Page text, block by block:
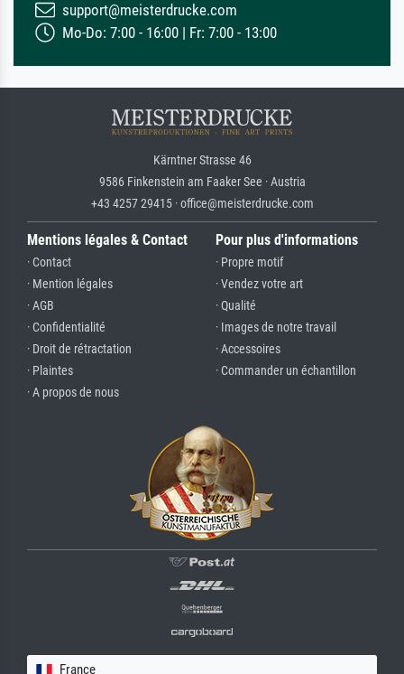
support@meisterdrucke.com
Mo-Do: 7:00 - 16:00 | Fr: 7:00 - 13:00
Kärntner Strasse 46
9586 Finkenstein am Faaker See · Austria
+43 4257 29415 · office@meisterdrucke.com
Mentions légales & Contact
· Contact
· Mention légales
· AGB
· Confidentialité
· Droit de rétractation
· Plaintes
· A propos de nous
Pour plus d'informations
· Propre motif
· Vendez votre art
· Qualité
· Images de notre travail
· Accessoires
· Commander un échantillon
France